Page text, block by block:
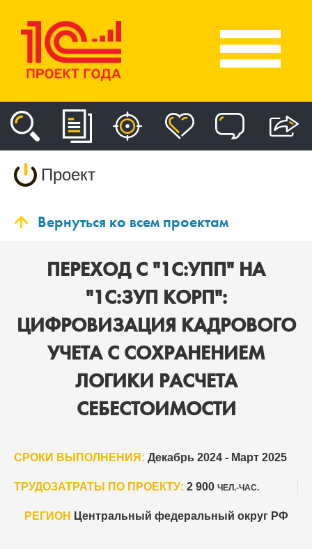
Проект
Вернуться ко всем проектам
ПЕРЕХОД С "1С:УПП" НА
"1С:ЗУП КОРП":
ЦИФРОВИЗАЦИЯ КАДРОВОГО
УЧЕТА С СОХРАНЕНИЕМ
ЛОГИКИ РАСЧЕТА
СЕБЕСТОИМОСТИ
СРОКИ ВЫПОЛНЕНИЯ: Декабрь 2024 - Март 2025
ТРУДОЗАТРАТЫ ПО ПРОЕКТУ: 2 900 ЧЕЛ.-ЧАС.
РЕГИОН Центральный федеральный округ РФ